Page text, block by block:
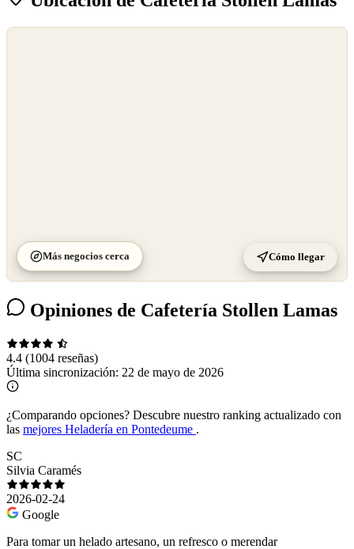
Más negocios cerca Cómo llegar
Opiniones de Cafetería Stollen Lamas
4.4 (1004 reseñas)
Última sincronización: 22 de mayo de 2026
¿Comparando opciones? Descubre nuestro ranking actualizado con
las mejores Heladería en Pontedeume .
SC
Silvia Caramés
2026-02-24
Google
Para tomar un helado artesano, un refresco o merendar